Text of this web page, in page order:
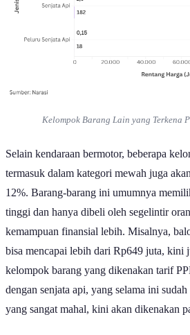
Kelompok Barang Lain yang Terkena
Selain kendaraan bermotor, beberapa
termasuk dalam kategori mewah juga
12%. Barang-barang ini umumnya
tinggi dan hanya dibeli oleh segelintir
kemampuan finansial lebih. Misalnya,
bisa mencapai lebih dari Rp649 juta, kini
kelompok barang yang dikenakan tarif
dengan senjata api, yang selama ini
yang sangat mahal, kini akan dikenakan